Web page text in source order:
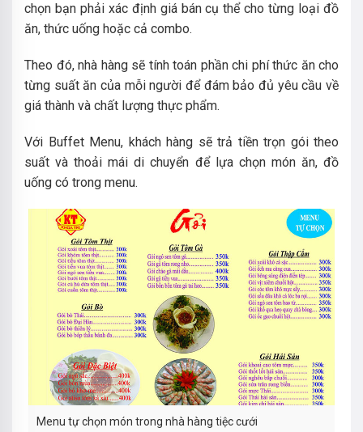
chọn bạn phải xác định giá bán cụ thể cho từng loại đồ
ăn, thức uống hoặc cả combo.
Theo đó, nhà hàng sẽ tính toán phần chi phí thức ăn cho
từng suất ăn của mỗi người để đám bảo đủ yêu cầu về
giá thành và chất lượng thực phẩm.
Với Buffet Menu, khách hàng sẽ trả tiền trọn gói theo
suất và thoải mái di chuyển để lựa chọn món ăn, đồ
uống có trong menu.
Menu tự chọn món trong nhà hàng tiệc cưới